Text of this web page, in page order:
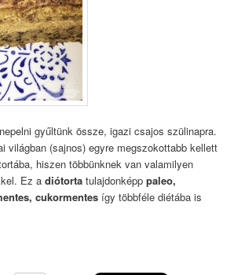
gyűltünk össze, igazi csajos szülinapra.
világban (sajnos) egyre megszokottabb kellett
hiszen többünknek van valamilyen
Ez adiótorta tulajdonképppaleo,
cukormentes így többféle diétába is